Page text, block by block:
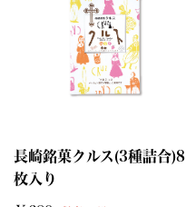
長崎銘菓クルス(3種詰合)8
枚入り